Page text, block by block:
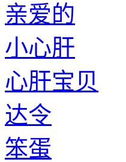
亲爱的
小心肝
心肝宝贝
达令
笨蛋